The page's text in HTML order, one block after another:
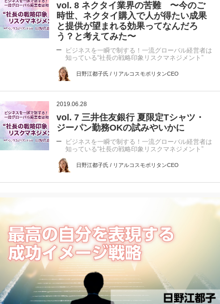
vol. 8 ネクタイ業界の苦難 〜今のご
時世、ネクタイ購入で人が得たい成果
と提供が望まれる効果ってなんだろ
う？と考えてみた〜
ビジネスを一瞬で制する！一流グローバル経営者は
知っている“社長の戦略印象リスクマネジメント”
日野江都子氏 / リアルコスモポリタンCEO
2019.06.28
vol. 7 三井住友銀行 夏限定Tシャツ・
ジーパン勤務OKの試みやいかに
ビジネスを一瞬で制する！一流グローバル経営者は
知っている“社長の戦略印象リスクマネジメント”
日野江都子氏 / リアルコスモポリタンCEO